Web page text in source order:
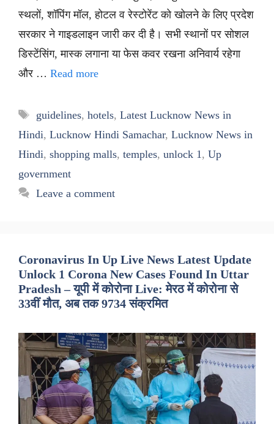
स्थलों, शॉपिंग मॉल, होटल व रेस्टोरेंट को खोलने के लिए प्रदेश
सरकार ने गाइडलाइन जारी कर दी है। सभी स्थानों पर सोशल
डिस्टेंसिंग, मास्क लगाना या फेस कवर रखना अनिवार्य रहेगा
और … Read more
Tags
guidelines, hotels, Latest Lucknow News in
Hindi, Lucknow Hindi Samachar, Lucknow News in
Hindi, shopping malls, temples, unlock 1 , Up
government
Leave a comment
Coronavirus In Up Live News Latest Update
Unlock 1 Corona New Cases Found In Uttar
Pradesh – यूपी में कोरोना Live: मेरठ में कोरोना से
33वीं मौत, अब तक 9734 संक्रमित